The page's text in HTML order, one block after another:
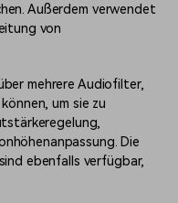
Außerdem verwendet
von
mehrere Audiofilter,
um sie zu
Die
ebenfalls verfügbar,